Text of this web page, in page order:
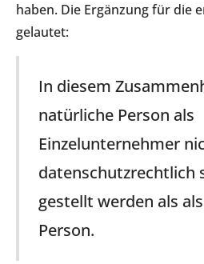
haben. Die Ergänzung für die
gelautet:
In diesem
natürliche Person als
Einzelunternehmer
datenschutzrechtlich
gestellt werden als
Person.